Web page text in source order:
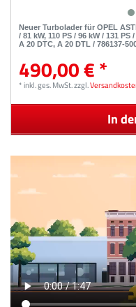
Neuer Turbolader für OPEL
/ 81 kW, 110 PS / 96 kW / 131 PS
A 20 DTC, A 20 DTL / 786137-
490,00 € *
*inkl. ges. MwSt.zzgl.
In